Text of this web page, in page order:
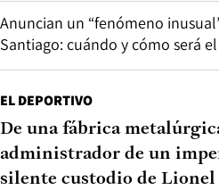
Anuncian un “fenómeno
Santiago: cuándo y cómo será
EL DEPORTIVO
De una fábrica
administrador de un
silente custodio de Lionel